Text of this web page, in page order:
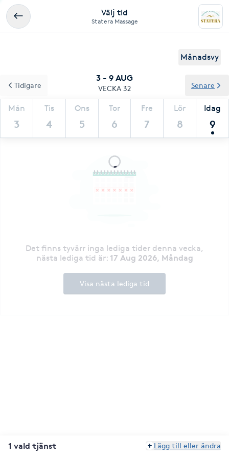
Välj tid
Statera Massage
Månadsvy
3 - 9 AUG
VECKA 32
Mån
3
Tis
4
Ons
5
Tor
6
Fre
7
Lör
8
Idag
9
Tidigare Senare
Det finns tyvärr inga lediga tider denna vecka,
nästa lediga tid är: 17 Aug 2026, Måndag
Visa nästa lediga tid
1 vald tjänst Lägg till eller ändra